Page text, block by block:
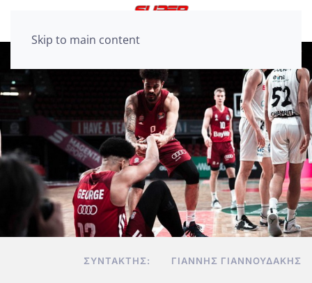
Skip to main content
ΣΥΝΤΆΚΤΗΣ: ΓΙΆΝΝΗΣ ΓΙΑΝΝΟΥΔΆΚΗΣ